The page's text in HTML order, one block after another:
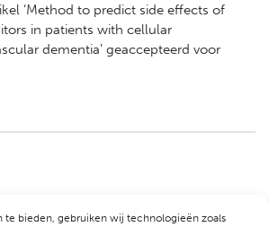
te bieden, gebruiken wij technologieën zoals
‘Method to predict side effects of
in patients with cellular
dementia’ geaccepteerd voor